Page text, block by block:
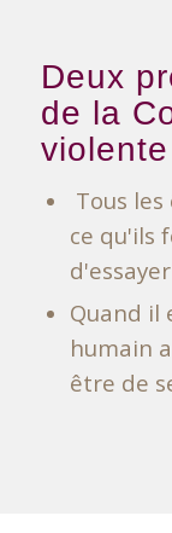
Deux
de la
violente
Tous
ce qu'ils
Quand il
humain
être de